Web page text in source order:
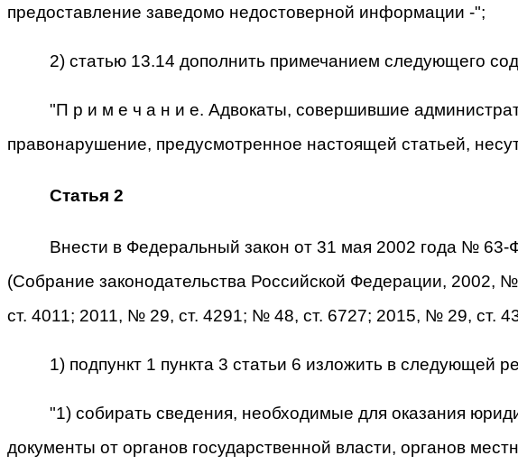
предоставление заведомо недостоверной информации -";
2) статью 13.14 дополнить примечанием следующего
"П р и м е ч а н и е. Адвокаты, совершившие
правонарушение, предусмотренное настоящей статьей,
Статья 2
Внести в Федеральный закон от 31 мая 2002 года № 63-
(Собрание законодательства Российской Федерации,
ст. 4011; 2011, № 29, ст. 4291; № 48, ст. 6727; 2015, № 29, ст.
1) подпункт 1 пункта 3 статьи 6 изложить в следующей
"1) собирать сведения, необходимые для оказания
документы от органов государственной власти, органов